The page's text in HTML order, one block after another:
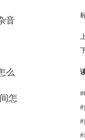
音
么
怎 #
#
#
#